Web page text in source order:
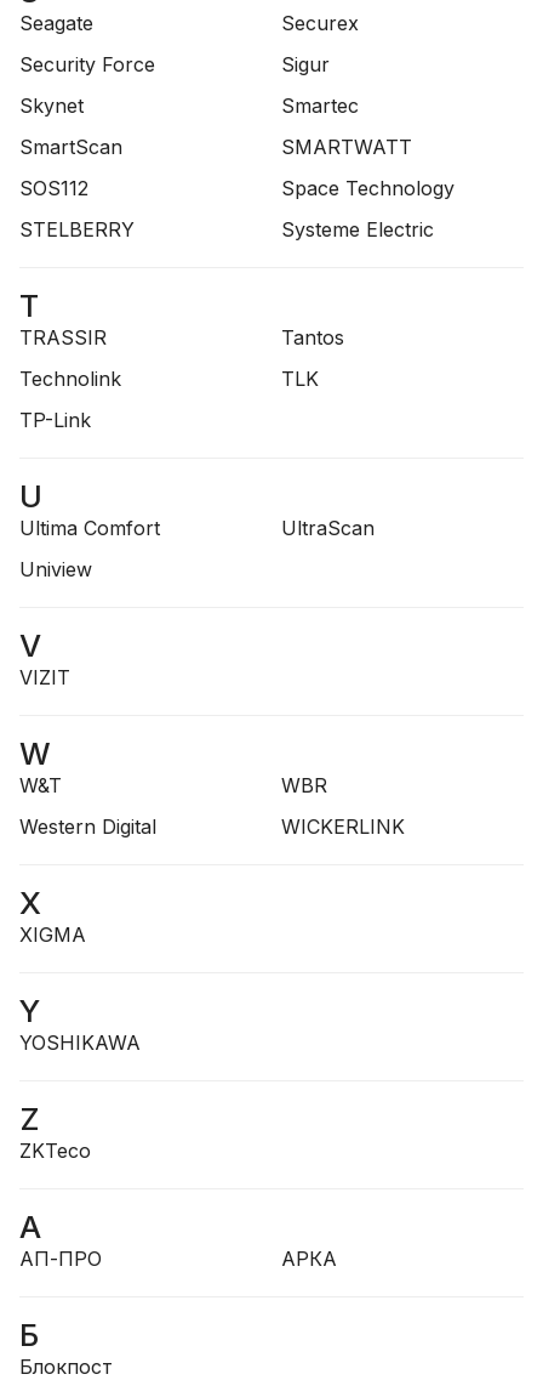
Seagate
Securex
Security Force
Sigur
Skynet
Smartec
SmartScan
SMARTWATT
SOS112
Space Technology
STELBERRY
Systeme Electric
T
TRASSIR
Tantos
Technolink
TLK
TP-Link
U
Ultima Comfort
UltraScan
Uniview
V
VIZIT
W
W&T
WBR
Western Digital
WICKERLINK
X
XIGMA
Y
YOSHIKAWA
Z
ZKTeco
А
АП-ПРО АРКА
Б
Блокпост